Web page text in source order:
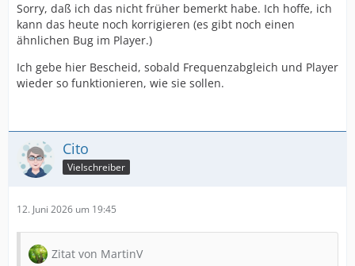
Sorry, daß ich das nicht früher bemerkt habe. Ich hoffe, ich
kann das heute noch korrigieren (es gibt noch einen
ähnlichen Bug im Player.)
Ich gebe hier Bescheid, sobald Frequenzabgleich und Player
wieder so funktionieren, wie sie sollen.
Cito
Vielschreiber
12. Juni 2026 um 19:45
Zitat von MartinV